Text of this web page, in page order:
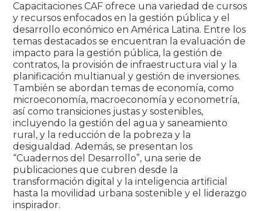
Capacitaciones CAF ofrece una variedad de cursos
y recursos enfocados en la gestión pública y el
desarrollo económico en América Latina. Entre los
temas destacados se encuentran la evaluación de
impacto para la gestión pública, la gestión de
contratos, la provisión de infraestructura vial y la
planificación multianual y gestión de inversiones.
También se abordan temas de economía, como
microeconomía, macroeconomía y econometría,
así como transiciones justas y sostenibles,
incluyendo la gestión del agua y saneamiento
rural, y la reducción de la pobreza y la
desigualdad. Además, se presentan los
“Cuadernos del Desarrollo”, una serie de
publicaciones que cubren desde la
transformación digital y la inteligencia artificial
hasta la movilidad urbana sostenible y el liderazgo
inspirador.